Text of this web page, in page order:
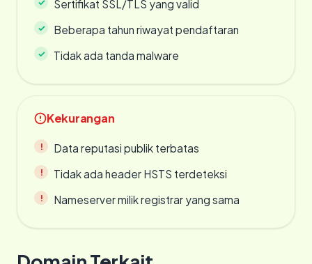
Sertifikat SSL/TLS yang valid
Beberapa tahun riwayat pendaftaran
Tidak ada tanda malware
Kekurangan
Data reputasi publik terbatas
Tidak ada header HSTS terdeteksi
Nameserver milik registrar yang sama